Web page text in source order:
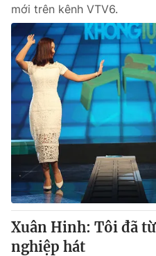
mới trên kênh VTV6.
Xuân Hinh: Tôi đã
nghiệp hát